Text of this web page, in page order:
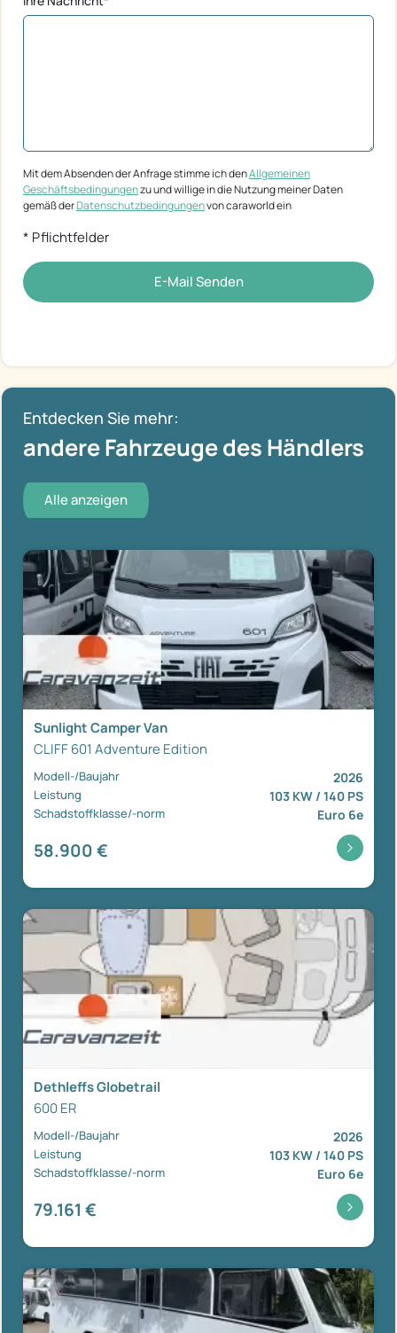
Mit dem Absenden der Anfrage stimme ich denAllgemeinen
Geschäftsbedingungenzu und willige in die Nutzung meiner Daten
gemäß derDatenschutzbedingungenvon caraworld ein
* Pflichtfelder
E-Mail Senden
Entdecken Sie mehr:
andere Fahrzeuge des Händlers
Alle anzeigen
Sunlight Camper Van
CLIFF 601 Adventure Edition
Modell-/Baujahr 2026
Leistung 103 KW / 140 PS
Schadstoffklasse/-norm Euro 6e
58.900 €
Dethleffs Globetrail
600 ER
Modell-/Baujahr 2026
Leistung 103 KW / 140 PS
Schadstoffklasse/-norm Euro 6e
79.161 €